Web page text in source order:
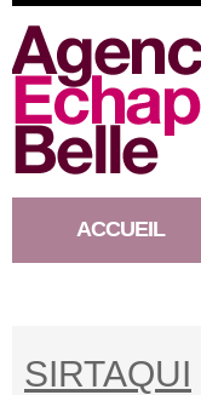
ACCUEIL
SIRTAQUI